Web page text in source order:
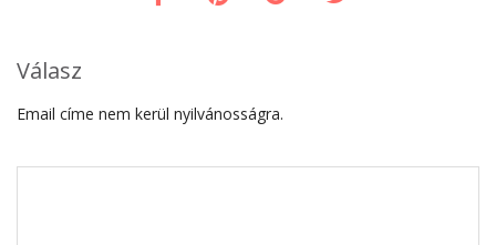
Válasz
Email címe nem kerül nyilvánosságra.